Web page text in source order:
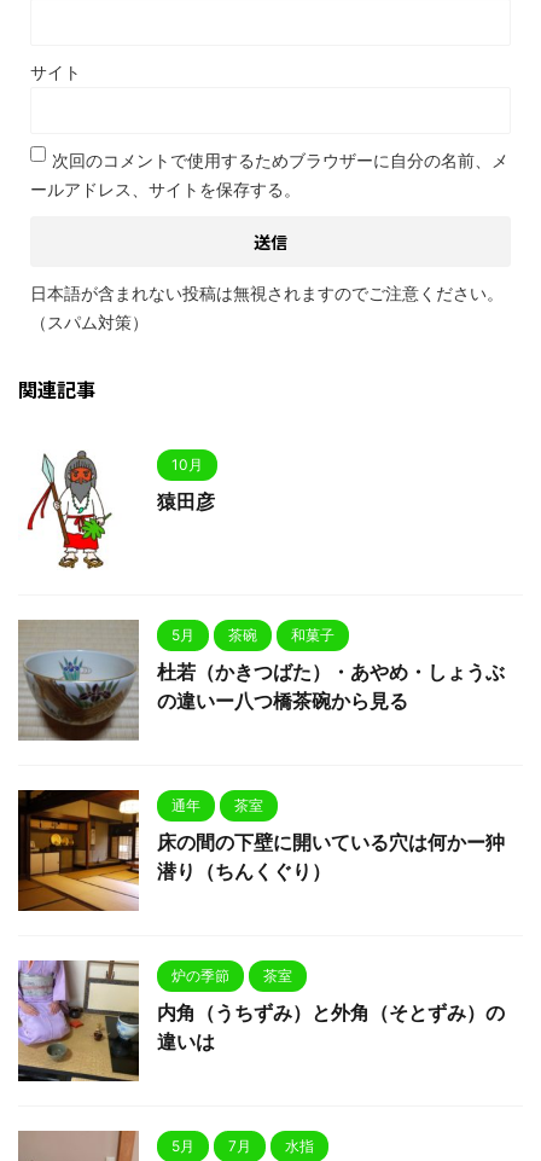
サイト
次回のコメントで使用するためブラウザーに自分の名前、メ
ールアドレス、サイトを保存する。
日本語が含まれない投稿は無視されますのでご注意ください。
（スパム対策）
関連記事
10月
猿田彦
5月 茶碗 和菓子
杜若（かきつばた）・あやめ・しょうぶ
の違いー八つ橋茶碗から見る
通年 茶室
床の間の下壁に開いている穴は何かー狆
潜り（ちんくぐり）
炉の季節 茶室
内角（うちずみ）と外角（そとずみ）の
違いは
5月 7月 水指